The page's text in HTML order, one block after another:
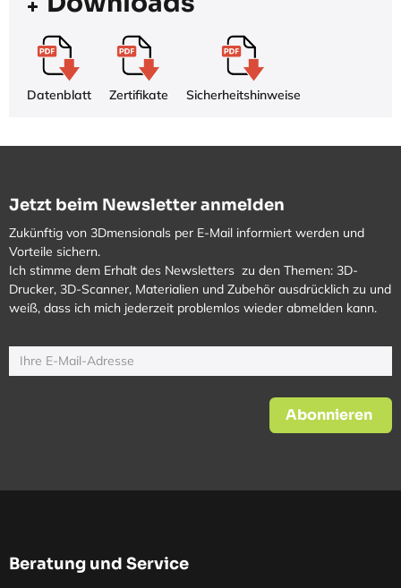
Datenblatt Zertifikate Sicherheitshinweise
Jetzt beim Newsletter anmelden
Zukünftig von 3Dmensionals per E-Mail informiert werden und
Vorteile sichern.
Ich stimme dem Erhalt des Newsletters zu den Themen: 3D-
Drucker, 3D-Scanner, Materialien und Zubehör ausdrücklich zu und
weiß, dass ich mich jederzeit problemlos wieder abmelden kann.
Abonnieren
Beratung und Service